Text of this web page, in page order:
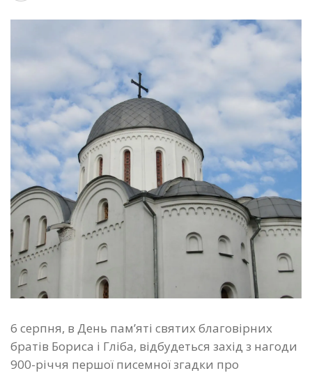
6 серпня, в День пам’яті святих благовірних
братів Бориса і Гліба, відбудеться захід з нагоди
900-річчя першої писемної згадки про